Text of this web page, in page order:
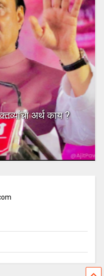
अर्थ काय ?